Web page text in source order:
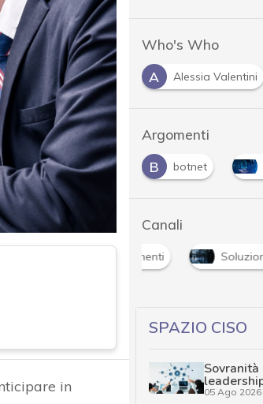
in
Who's Who
A
Alessia Valentini
Argomenti
A
attacchi DDoS B botnet
Canali
reale e gli approfondimenti
SPAZIO CISO
05 Ago 2026